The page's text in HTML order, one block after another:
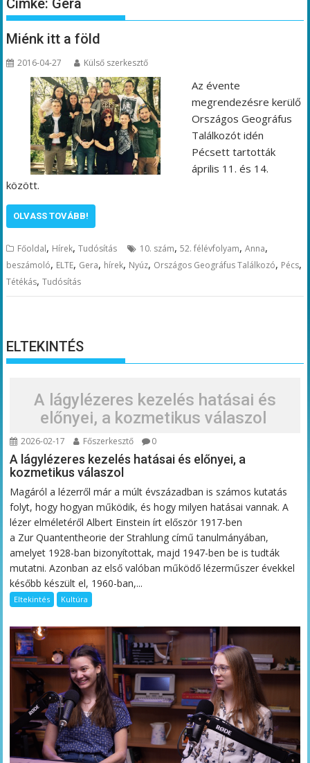
Címke: Gera
Miénk itt a föld
2016-04-27 Külső szerkesztő
Az évente
megrendezésre kerülő
Országos Geográfus
Találkozót idén
Pécsett tartották
április 11. és 14.
között.
OLVASS TOVÁBB!
Főoldal, Hírek,Tudósítás 10. szám,52. félévfolyam,Anna,
beszámoló, ELTE, Gera, hírek, Nyúz, Országos Geográfus Találkozó, Pécs,
Tétékás,Tudósítás
ELTEKINTÉS
A lágylézeres kezelés hatásai és
előnyei, a kozmetikus válaszol
2026-02-17 Főszerkesztő 0
A lágylézeres kezelés hatásai és előnyei, a
kozmetikus válaszol
Magáról a lézerről már a múlt évszázadban is számos kutatás
folyt, hogy hogyan működik, és hogy milyen hatásai vannak. A
lézer elméletéről Albert Einstein írt először 1917-ben
a Zur Quantentheorie der Strahlung című tanulmányában,
amelyet 1928-ban bizonyítottak, majd 1947-ben be is tudták
mutatni. Azonban az első valóban működő lézerműszer évekkel
később készült el, 1960-ban,...
Eltekintés Kultúra